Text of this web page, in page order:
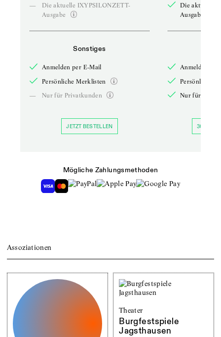
—
Die aktuelle IXYPSILONZETT-
Ausgabe
Sonstiges
Anmelden per E-Mail
Persönliche Merklisten
—
Nur für Privatkunden
JETZT BESTELLEN
Die aktuelle
Ausgabe
Anmelden
Persönliche
Nur für
30 TAGE
Mögliche Zahlungsmethoden
Assoziationen
Theater
Burgfestspiele
Jagsthausen